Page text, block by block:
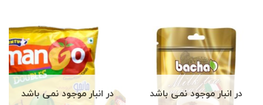
در انبار موجود نمی باشد در انبار موجود نمی باشد